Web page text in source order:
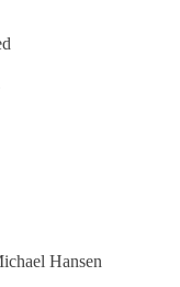
Hansen